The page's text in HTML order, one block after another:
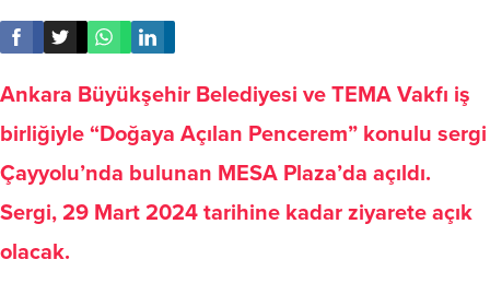
Ankara Büyükşehir Belediyesi ve TEMA Vakfı iş
birliğiyle “Doğaya Açılan Pencerem” konulu sergi
Çayyolu’nda bulunan MESA Plaza’da açıldı.
Sergi, 29 Mart 2024 tarihine kadar ziyarete açık
olacak.